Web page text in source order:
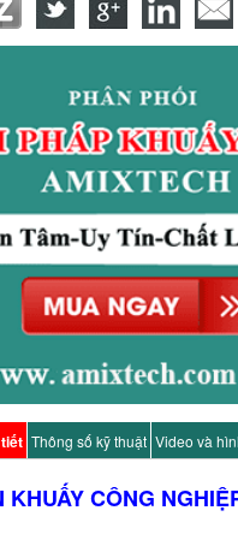
Thông số kỹ thuật Video và
KHUẤY CÔNG